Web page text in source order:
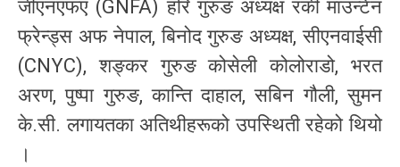
जीएनएफए (GNFA) हरि गुरुङ अध्यक्ष रकी माउन्टेन
फ्रेन्ड्स अफ नेपाल, बिनोद गुरुङ अध्यक्ष, सीएनवाईसी
(CNYC), शङ्कर गुरुङ कोसेली कोलोराडो, भरत
अरण, पुष्पा गुरुङ, कान्ति दाहाल, सबिन गौली, सुमन
के.सी. लगायतका अतिथीहरूको उपस्थिती रहेको थियो
।